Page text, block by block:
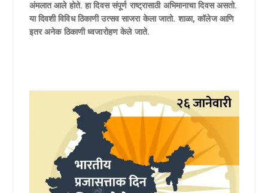
अंमलात आले होते. हा दिवस संपूर्ण राष्ट्रासाठी अभिमानाचा दिवस असतो.
या दिवशी विविध ठिकाणी उत्सव साजरा केला जातो. शाळा, कॉलेज आणि
इतर अनेक ठिकाणी ध्वजारोहण केले जाते.